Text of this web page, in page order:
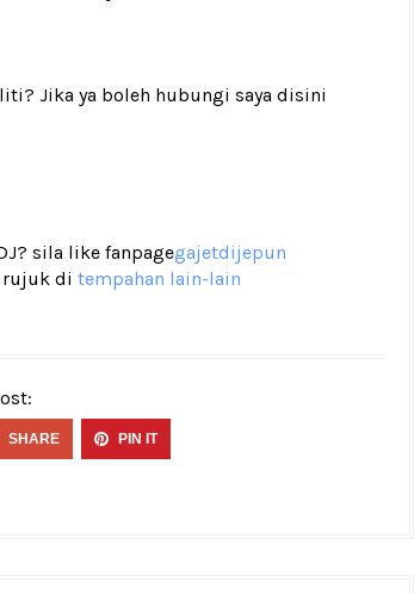
Jika ya boleh hubungi saya disini
sila like fanpagegajetdijepun
rujuk di tempahan lain-lain
SHARE PIN IT